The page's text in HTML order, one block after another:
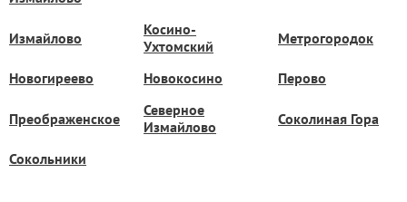
Измайлово
Косино-
Ухтомский
Метрогородок
Новогиреево Новокосино Перово
Преображенское
Северное
Измайлово
Соколиная Гора
Сокольники